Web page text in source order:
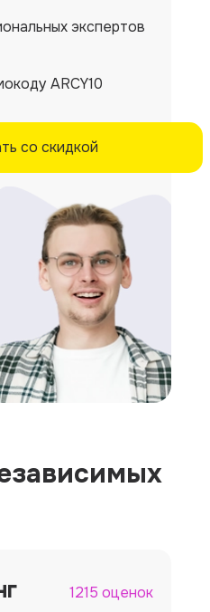
экспертов
ARCY10
со скидкой
1215 оценок